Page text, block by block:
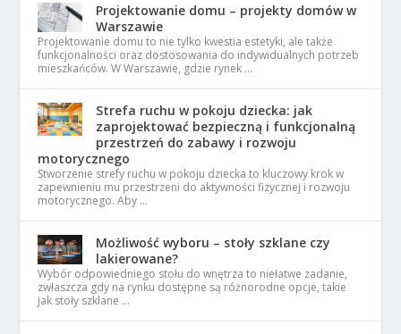
Projektowanie domu – projekty domów w
Warszawie
Projektowanie domu to nie tylko kwestia estetyki, ale także
funkcjonalności oraz dostosowania do indywidualnych potrzeb
mieszkańców. W Warszawie, gdzie rynek …
Strefa ruchu w pokoju dziecka: jak
zaprojektować bezpieczną i funkcjonalną
przestrzeń do zabawy i rozwoju
motorycznego
Stworzenie strefy ruchu w pokoju dziecka to kluczowy krok w
zapewnieniu mu przestrzeni do aktywności fizycznej i rozwoju
motorycznego. Aby …
Możliwość wyboru – stoły szklane czy
lakierowane?
Wybór odpowiedniego stołu do wnętrza to niełatwe zadanie,
zwłaszcza gdy na rynku dostępne są różnorodne opcje, takie
jak stoły szklane …